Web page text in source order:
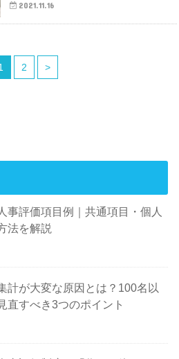
2021.11.16
2 >
事評価項目例｜共通項目・個人
法を解説
計が大変な原因とは？100名以
直すべき3つのポイント